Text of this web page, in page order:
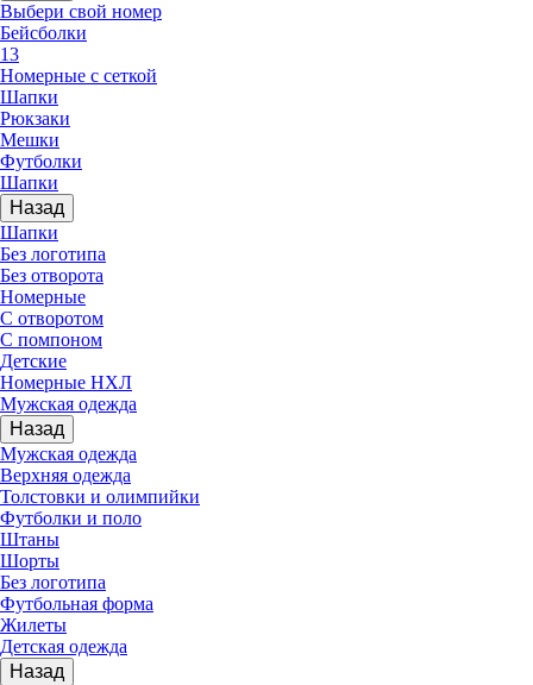
Выбери свой номер
Бейсболки
13
Номерные с сеткой
Шапки
Рюкзаки
Мешки
Футболки
Шапки
Назад
Шапки
Без логотипа
Без отворота
Номерные
С отворотом
С помпоном
Детские
Номерные НХЛ
Мужская одежда
Назад
Мужская одежда
Верхняя одежда
Толстовки и олимпийки
Футболки и поло
Штаны
Шорты
Без логотипа
Футбольная форма
Жилеты
Детская одежда
Назад